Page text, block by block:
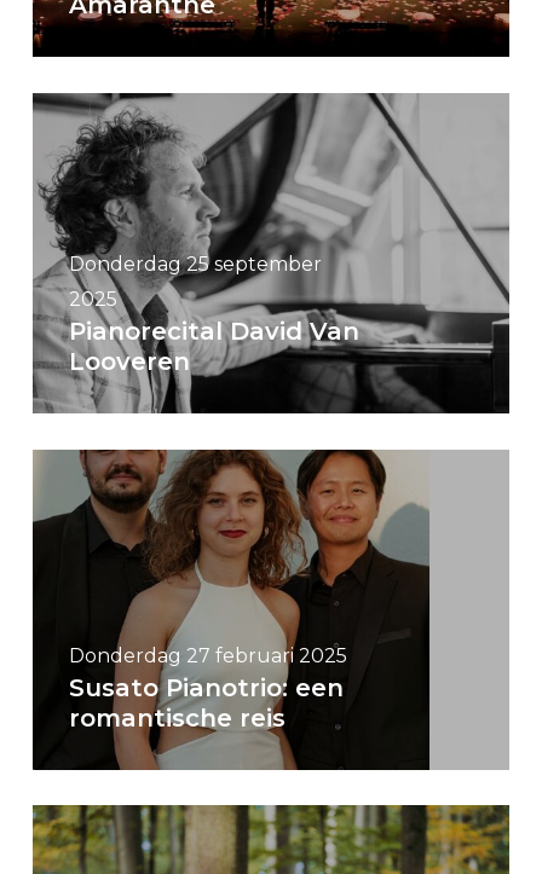
Donderdag 25 september
2025
Pianorecital David Van
Looveren
Donderdag 27 februari 2025
Susato Pianotrio: een
romantische reis